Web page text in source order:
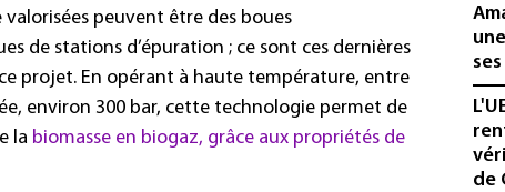
valorisées peuvent être des boues
de stations d’épuration ; ce sont ces dernières
projet. En opérant à haute température, entre
environ 300 bar, cette technologie permet de
la biomasse en biogaz, grâce aux propriétés de
de